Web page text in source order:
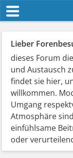
Lieber
dieses Forum
und Austausch
findet sie hier,
willkommen.
Umgang
Atmosphäre
einfühlsame
oder